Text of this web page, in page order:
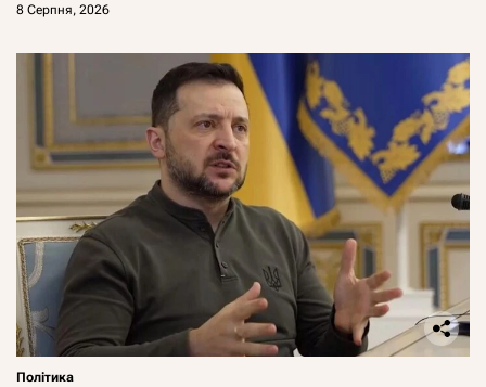
8 Серпня, 2026
Політика